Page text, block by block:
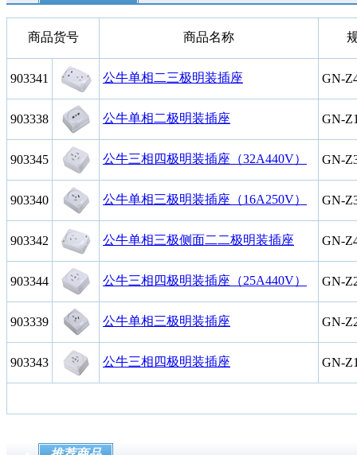
商品货号 商品名称
903341 公牛单相二三极明装插座 GN-
903338 公牛单相二极明装插座 GN-
903345 公牛三相四极明装插座（32A440V） GN-
903340 公牛单相三极明装插座（16A250V） GN-
903342 公牛单相三极侧面二二极明装插座 GN-
903344 公牛三相四极明装插座（25A440V） GN-
903339 公牛单相三极明装插座 GN-
903343 公牛三相四极明装插座 GN-